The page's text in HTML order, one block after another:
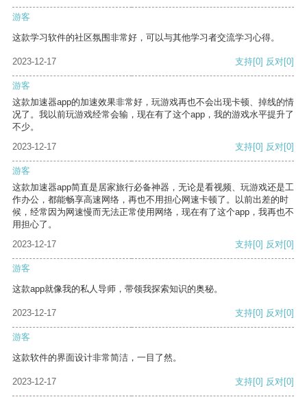
游客
这款学习软件的社区氛围非常好，可以与其他学习者交流学习心得。
2023-12-17 支持[0] 反对[0]
游客
这款加速器app的加速效果非常好，玩游戏再也不会出现卡顿、掉线的情
况了。我以前玩游戏经常会输，现在有了这个app，我的游戏水平提升了
不少。
2023-12-17
支持[0] 反对[0]
游客
这款加速器app简直是居家旅行必备神器，无论是看视频、玩游戏还是工
作办公，都能畅享高速网络，再也不用担心网速卡顿了。以前出差的时
候，经常因为网速慢而无法正常使用网络，现在有了这个app，我再也不
用担心了。
2023-12-17
支持[0] 反对[0]
游客
这款app就像我的私人导师，带领我探索知识的奥秘。
2023-12-17 支持[0] 反对[0]
游客
这款软件的界面设计非常简洁，一目了然。
2023-12-17 支持[0] 反对[0]